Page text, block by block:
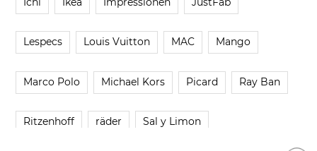
Lespecs Louis Vuitton MAC Mango
Marco Polo Michael Kors Picard Ray Ban
Ritzenhoff räder Sal y Limon